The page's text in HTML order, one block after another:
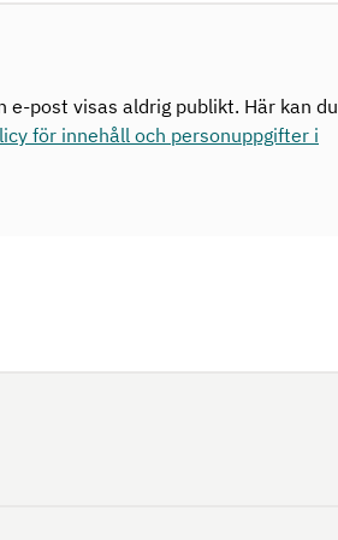
e-post visas aldrig publikt. Här kan du
för innehåll och personuppgifter i